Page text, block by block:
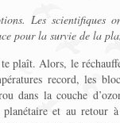
Les scientifiques
pour la survie de la
plaît. Alors, le
record, les
dans la couche
et au retour